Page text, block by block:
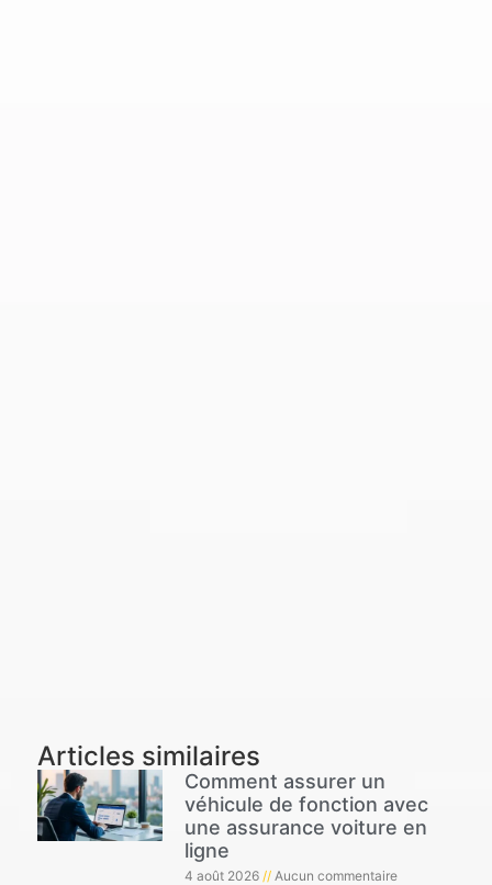
Articles similaires
Comment assurer un
véhicule de fonction avec
une assurance voiture en
ligne
4 août 2026 Aucun commentaire